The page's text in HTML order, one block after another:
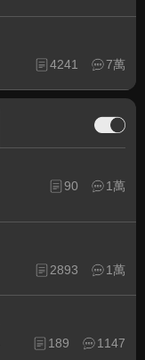
4241 7萬
90 1萬
2893 1萬
189 1147